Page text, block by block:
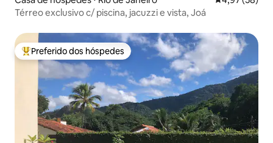
Térreo exclusivo c/ piscina, jacuzzi e vista, Joá
Entre os melhores preferidos dos hóspedes
Preferido dos hóspedes